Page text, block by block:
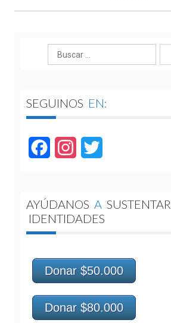
Buscar:
SEGUINOS EN:
FacebookInstagram
AYÚDANOS A SUSTENTAR
IDENTIDADES
Donar $50.000
Donar $80.000